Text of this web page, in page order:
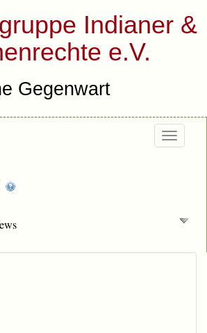
Indianer &
e.V.
Gegenwart